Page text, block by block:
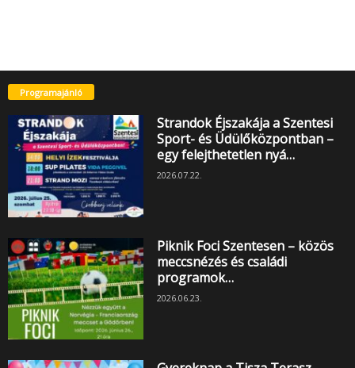
Programajánló
Strandok Éjszakája a Szentesi
Sport- és Üdülőközpontban –
egy felejthetetlen nyá…
2026.07.22.
Piknik Foci Szentesen – közös
meccsnézés és családi
programok…
2026.06.23.